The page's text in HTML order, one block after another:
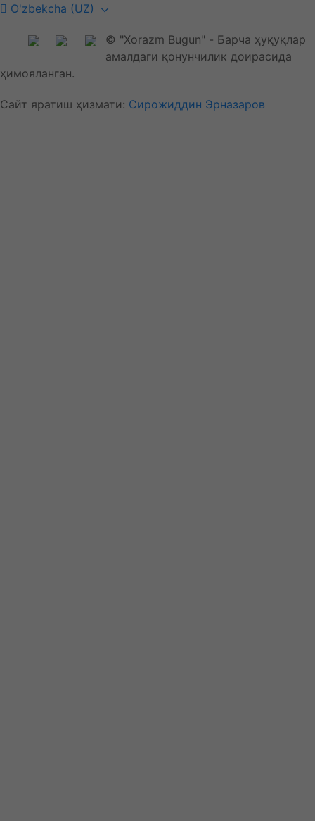
O'zbekcha (UZ)
© "Xorazm Bugun" - Барча ҳуқуқлар
амалдаги қонунчилик доирасида
ҳимояланган.
Сайт яратиш ҳизмати: Сирожиддин Эрназаров